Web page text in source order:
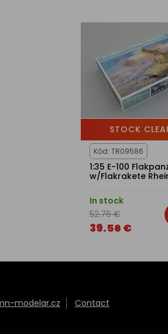
STOCK
Kód: TR09586
1:35 E-100
w/Flakrakete
In stock
52.76 €
39.56 €
modelar.cz Contact